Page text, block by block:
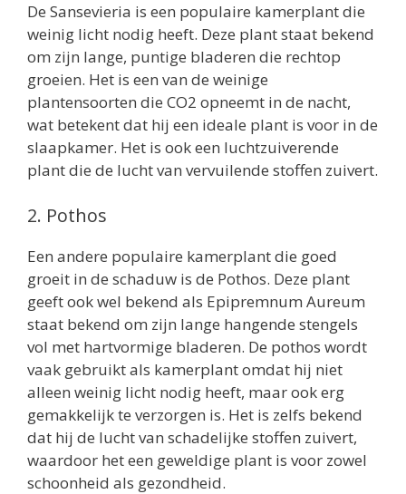
De Sansevieria is een populaire kamerplant die
weinig licht nodig heeft. Deze plant staat bekend
om zijn lange, puntige bladeren die rechtop
groeien. Het is een van de weinige
plantensoorten die CO2 opneemt in de nacht,
wat betekent dat hij een ideale plant is voor in de
slaapkamer. Het is ook een luchtzuiverende
plant die de lucht van vervuilende stoffen zuivert.
2. Pothos
Een andere populaire kamerplant die goed
groeit in de schaduw is de Pothos. Deze plant
geeft ook wel bekend als Epipremnum Aureum
staat bekend om zijn lange hangende stengels
vol met hartvormige bladeren. De pothos wordt
vaak gebruikt als kamerplant omdat hij niet
alleen weinig licht nodig heeft, maar ook erg
gemakkelijk te verzorgen is. Het is zelfs bekend
dat hij de lucht van schadelijke stoffen zuivert,
waardoor het een geweldige plant is voor zowel
schoonheid als gezondheid.